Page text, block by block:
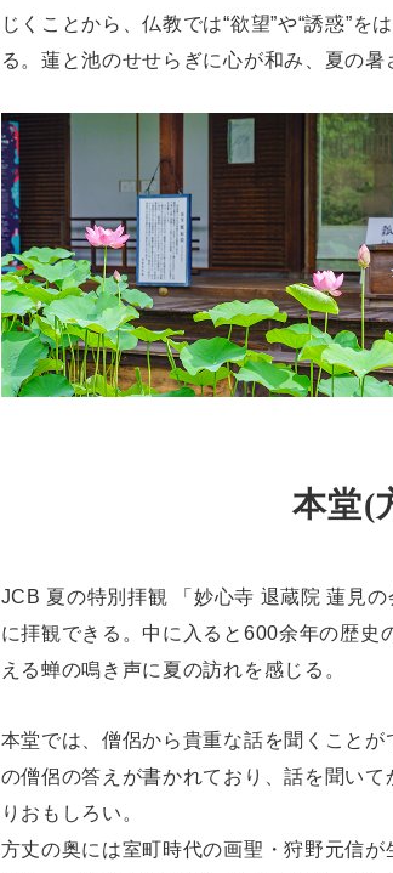
じくことから、仏教では“欲望”や“誘惑”
る。蓮と池のせせらぎに心が和み、夏の暑
本堂(
JCB 夏の特別拝観 「妙心寺 退蔵院 蓮見
に拝観できる。中に入ると600余年の歴史
える蝉の鳴き声に夏の訪れを感じる。
本堂では、僧侶から貴重な話を聞くこと
の僧侶の答えが書かれており、話を聞い
りおもしろい。
方丈の奥には室町時代の画聖・狩野元信